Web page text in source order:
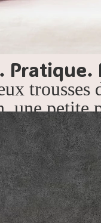
Pratique.
une petite